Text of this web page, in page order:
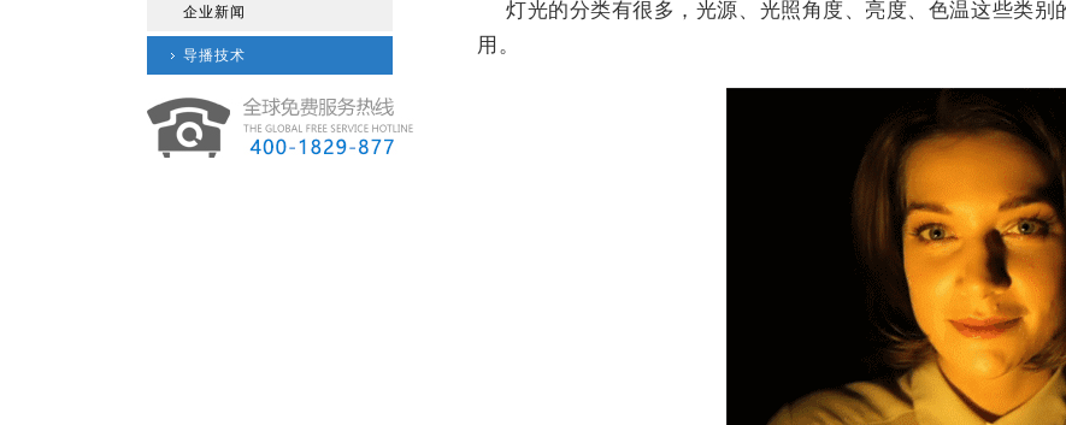
企业新闻
导播技术
灯光的分类有很多，光源、光照角度、亮度、色温这些类
用。